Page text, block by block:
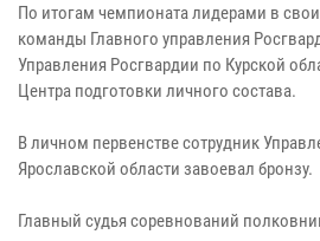
По итогам чемпионата лидерами в
команды Главного управления
Управления Росгвардии по Курской
Центра подготовки личного состава.
В личном первенстве сотрудник
Ярославской области завоевал бронзу.
Главный судья соревнований